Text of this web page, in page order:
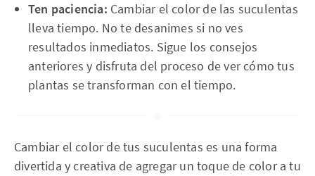
Ten paciencia: Cambiar el color de las suculentas
lleva tiempo. No te desanimes si no ves
resultados inmediatos. Sigue los consejos
anteriores y disfruta del proceso de ver cómo tus
plantas se transforman con el tiempo.
Cambiar el color de tus suculentas es una forma
divertida y creativa de agregar un toque de color a tu